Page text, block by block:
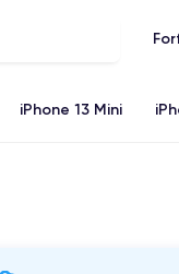
iPhone 13 Mini